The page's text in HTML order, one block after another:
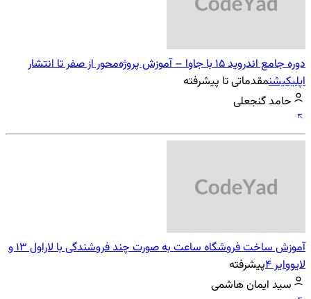
دوره جامع اندروید 15 با جاوا – آموزش پروژه‌محور از صفر تا انتشار
اپلیکیشنمقدماتی تا پیشرفته
حامد گنجعلی
آموزش ساخت فروشگاه ساعت به صورت چند فروشندگی با لاراول 13 و
لایووایر 4 پیشرفته
سید ایمان هاشمی